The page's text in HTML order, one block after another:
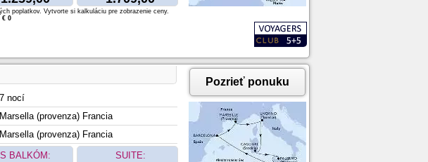
poplatkov. Vytvorte si kalkuláciu pre zobrazenie ceny.
€ 0
7 nocí
Marsella (provenza) Francia
Marsella (provenza) Francia
S BALKÓM: SUITE:
Pozrieť ponuku